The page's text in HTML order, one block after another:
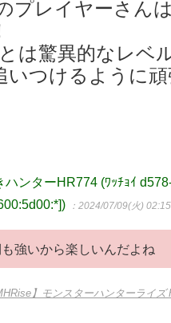
プレイヤーさん
は驚異的なレベ
いつけるように
ハンターHR774 (ﾜｯﾁｮｲ
：2024/07/09(火)
強いから楽しいんだよね
】モンスターハンターライズ